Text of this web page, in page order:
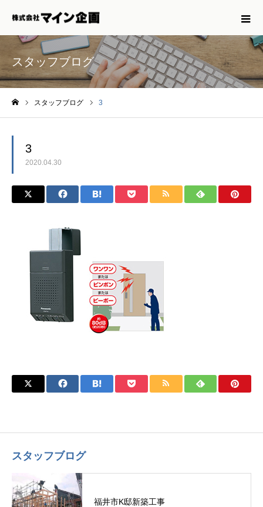
スタッフブログ
スタッフブログ 3
3
2020.04.30
スタッフブログ
福井市K邸新築工事